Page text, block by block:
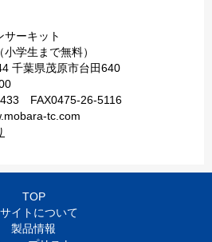
ーキット
生まで無料）
県茂原市台田640
FAX0475-26-5116
tc.com
TOP
イトについて
製品情報